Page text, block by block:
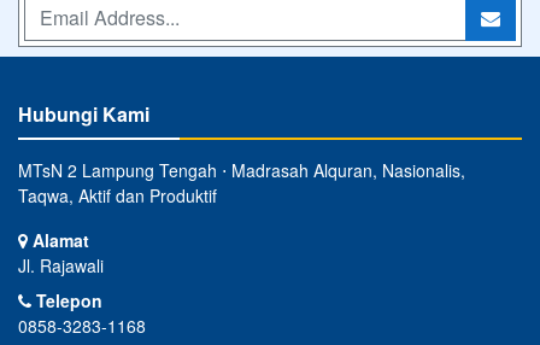
Hubungi Kami
MTsN 2 Lampung Tengah ⋅ Madrasah Alquran, Nasionalis,
Taqwa, Aktif dan Produktif
Alamat
Jl. Rajawali
Telepon
0858-3283-1168